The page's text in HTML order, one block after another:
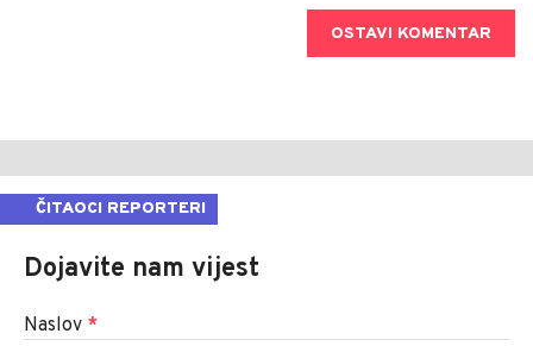
OSTAVI KOMENTAR
ČITAOCI REPORTERI
Dojavite nam vijest
Naslov *